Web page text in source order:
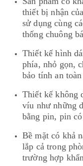
thiết bị nhận
sử dụng cùng
thống chuông
Thiết kế hình
phía, nhỏ gọn,
bảo tính an
Thiết kế không
víu như những
bằng pin, pin
Bề mặt có khả
lắp cả trong
trường hợp